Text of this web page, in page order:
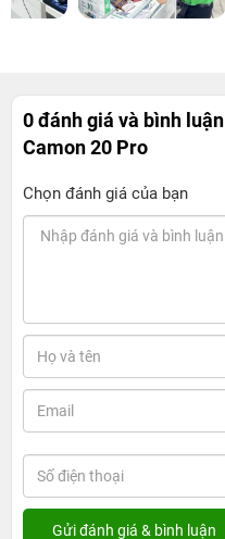
0 đánh giá và bình luận
Camon 20 Pro
Chọn đánh giá của bạn